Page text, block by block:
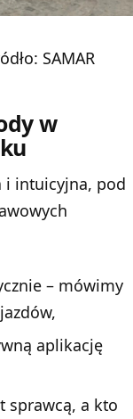
SAMAR
w
i intuicyjna, pod
– mówimy
aplikację
sprawcą, a kto